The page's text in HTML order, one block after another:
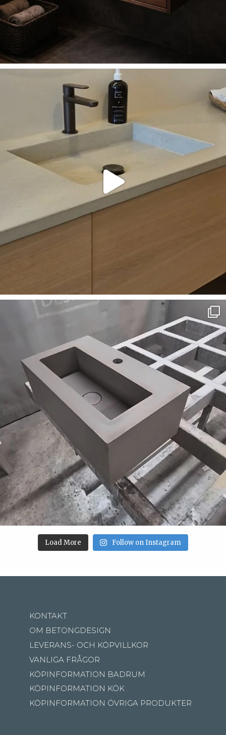
Load More Follow on Instagram
KONTAKT
OM BETONGDESIGN
LEVERANS- OCH KÖPVILLKOR
VANLIGA FRÅGOR
KÖPINFORMATION BADRUM
KÖPINFORMATION KÖK
KÖPINFORMATION ÖVRIGA PRODUKTER